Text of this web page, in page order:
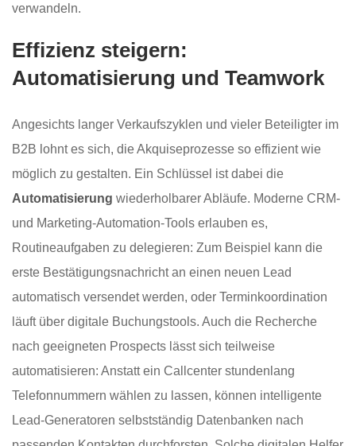
verwandeln.
Effizienz steigern:
Automatisierung und Teamwork
Angesichts langer Verkaufszyklen und vieler Beteiligter im
B2B lohnt es sich, die Akquiseprozesse so effizient wie
möglich zu gestalten. Ein Schlüssel ist dabei die
Automatisierung wiederholbarer Abläufe. Moderne CRM-
und Marketing-Automation-Tools erlauben es,
Routineaufgaben zu delegieren: Zum Beispiel kann die
erste Bestätigungsnachricht an einen neuen Lead
automatisch versendet werden, oder Terminkoordination
läuft über digitale Buchungstools. Auch die Recherche
nach geeigneten Prospects lässt sich teilweise
automatisieren: Anstatt ein Callcenter stundenlang
Telefonnummern wählen zu lassen, können intelligente
Lead-Generatoren selbstständig Datenbanken nach